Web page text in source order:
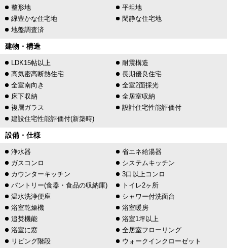
整形地
平坦地
緑豊かな住宅地
閑静な住宅地
地盤調査済
建物・構造
LDK15帖以上
耐震構造
高気密高断熱住宅
長期優良住宅
全室南向き
全室2面採光
床下収納
全居室収納
複層ガラス
設計住宅性能評価付
建設住宅性能評価付(新築時)
設備・仕様
浄水器
省エネ給湯器
ガスコンロ
システムキッチン
カウンターキッチン
3口以上コンロ
パントリー(食器・食品の収納庫)
トイレ2ヶ所
温水洗浄便座
シャワー付洗面台
浴室乾燥機
浴室暖房
追焚機能
浴室1坪以上
浴室に窓
全居室フローリング
リビング階段
ウォークインクローゼット